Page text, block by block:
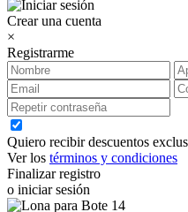
Crear una cuenta
×
Registrarme
Quiero recibir descuentos
Ver los términos y condiciones
Finalizar registro
o iniciar sesión